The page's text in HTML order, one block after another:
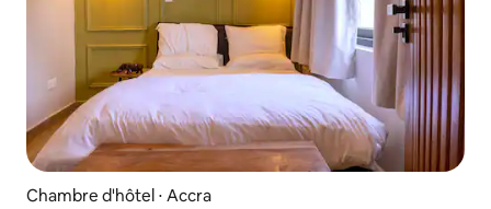
Chambre d'hôtel ⋅ Accra